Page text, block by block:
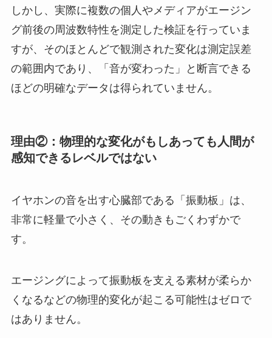
しかし、実際に複数の個人やメディアがエージン
グ前後の周波数特性を測定した検証を行っていま
すが、そのほとんどで観測された変化は測定誤差
の範囲内であり、「音が変わった」と断言できる
ほどの明確なデータは得られていません。
理由②：物理的な変化がもしあっても人間が
感知できるレベルではない
イヤホンの音を出す心臓部である「振動板」は、
非常に軽量で小さく、その動きもごくわずかで
す。
エージングによって振動板を支える素材が柔らか
くなるなどの物理的変化が起こる可能性はゼロで
はありません。